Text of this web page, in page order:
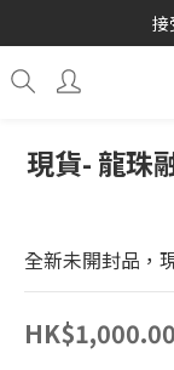
接
現貨- 龍珠
全新未開封品，
HK$1,000.00